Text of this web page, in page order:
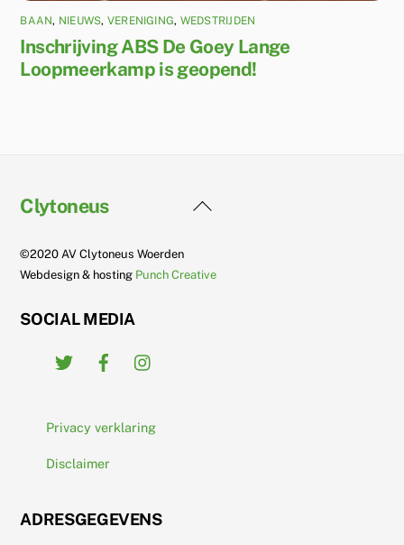
BAAN, NIEUWS, VERENIGING, WEDSTRIJDEN
Inschrijving ABS De Goey Lange
Loopmeerkamp is geopend!
Back
Clytoneus
©2020 AV Clytoneus Woerden
Webdesign & hosting Punch Creative
SOCIAL MEDIA
Twitter
Privacy verklaring
Disclaimer
ADRESGEGEVENS